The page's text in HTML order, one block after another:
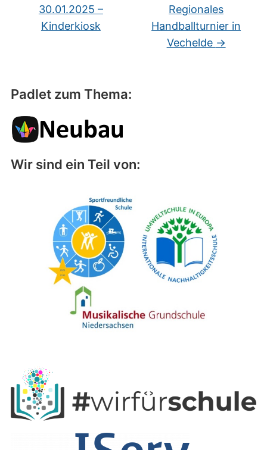
Padlet zum Thema:
Wir sind ein Teil von:
30.01.2025 –
Kinderkiosk
Regionales
Handballturnier in
Vechelde →